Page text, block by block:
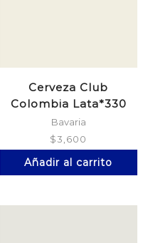
Cerveza Club
Colombia Lata*330
Bavaria
$3,600
Añadir al carrito